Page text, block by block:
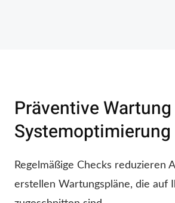
Präventive
Systemoptimierung
Regelmäßige Checks reduzieren
erstellen Wartungspläne, die auf